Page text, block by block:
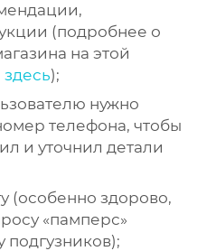
(подробнее о
на этой
здесь);
нужно
телефона, чтобы
и уточнил детали
(особенно здорово,
«памперс»
подгузников);